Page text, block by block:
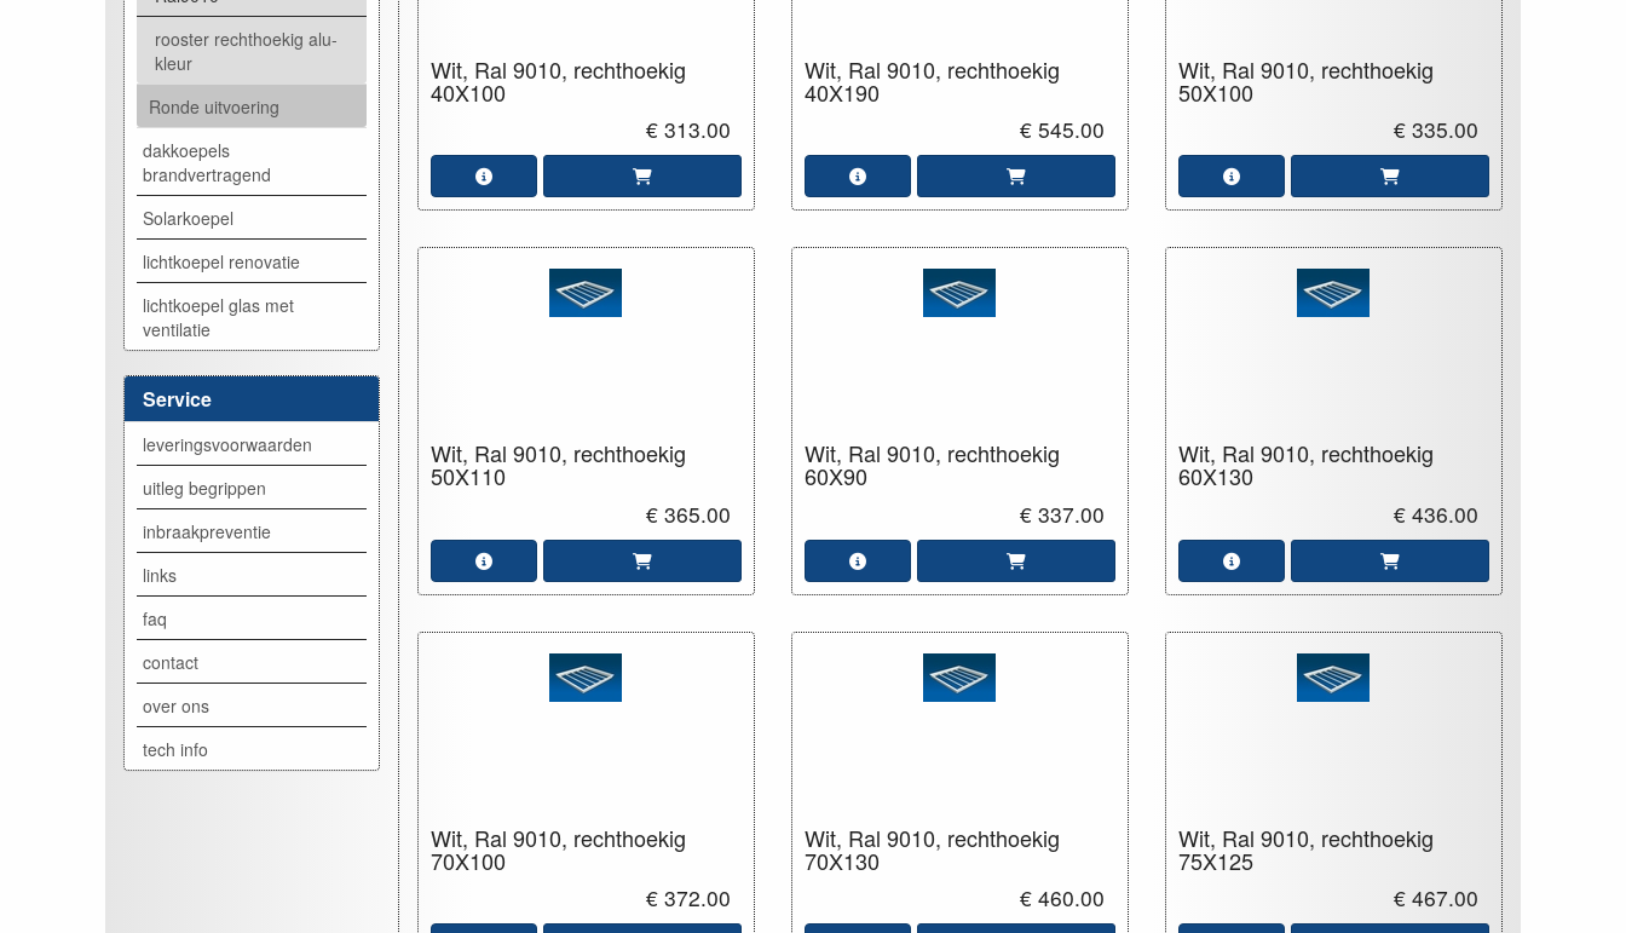
rooster rechthoekig alu-
kleur
Ronde uitvoering
dakkoepels
brandvertragend
Solarkoepel
lichtkoepel renovatie
lichtkoepel glas met
ventilatie
Service
leveringsvoorwaarden
uitleg begrippen
inbraakpreventie
links
faq
contact
over ons
tech info
Wit, Ral 9010, rechthoekig
40X100
€ 313.00
Wit, Ral 9010, rechthoekig
40X190
€ 545.00
Wit, Ral 9010, rechthoekig
50X100
€ 335.00
Wit, Ral 9010, rechthoekig
50X110
€ 365.00
Wit, Ral 9010, rechthoekig
60X90
€ 337.00
Wit, Ral 9010, rechthoekig
60X130
€ 436.00
Wit, Ral 9010, rechthoekig
70X100
€ 372.00
Wit, Ral 9010, rechthoekig
70X130
€ 460.00
Wit, Ral 9010, rechthoekig
75X125
€ 467.00